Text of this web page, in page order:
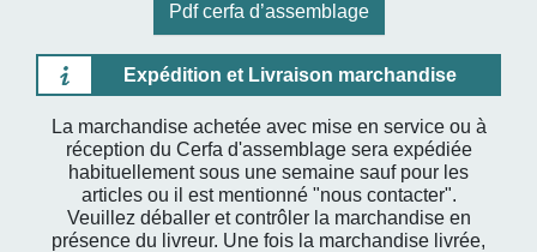
Pdf cerfa d’assemblage
Expédition et Livraison marchandise
La marchandise achetée avec mise en service ou à
réception du Cerfa d'assemblage sera expédiée
habituellement sous une semaine sauf pour les
articles ou il est mentionné "nous contacter".
Veuillez déballer et contrôler la marchandise en
présence du livreur. Une fois la marchandise livrée,